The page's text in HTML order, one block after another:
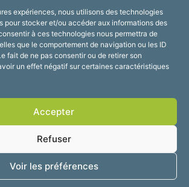
expériences, nous utilisons des technologies
pour stocker et/ou accéder aux informations des
à ces technologies nous permettra de
que le comportement de navigation ou les ID
fait de ne pas consentir ou de retirer son
un effet négatif sur certaines caractéristiques
Accepter
Refuser
Voir les préférences
Lafargue, 59610 Fourmies